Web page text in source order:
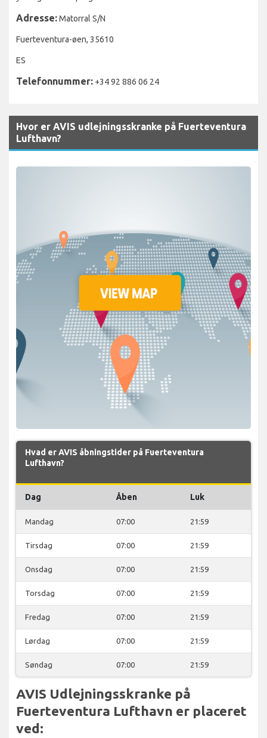
Adresse:Matorral S/N
Fuerteventura-øen, 35610
ES
Telefonnummer: +34 92 886 06 24
Hvor er AVIS udlejningsskranke på Fuerteventura
Lufthavn?
Hvad er AVIS åbningstider på Fuerteventura
Lufthavn?
Dag Åben Luk
Mandag 07:00 21:59
Tirsdag 07:00 21:59
Onsdag 07:00 21:59
Torsdag 07:00 21:59
Fredag 07:00 21:59
Lørdag 07:00 21:59
Søndag 07:00 21:59
AVIS Udlejningsskranke på
Fuerteventura Lufthavn er placeret
ved: